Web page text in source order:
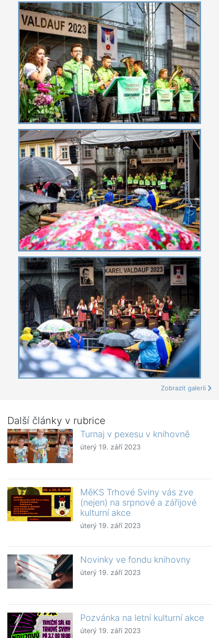
Zobrazit galerii
Další články v rubrice
Turnaj v pexesu v knihovně
úterý 19. září 2023
MěKS Trhové Sviny vás zve
(nejen) na srpnové a zářijové
kulturní akce
úterý 19. září 2023
Novinky ve fondu knihovny
úterý 19. září 2023
Pozvánka na letní kulturní akce
úterý 19. září 2023